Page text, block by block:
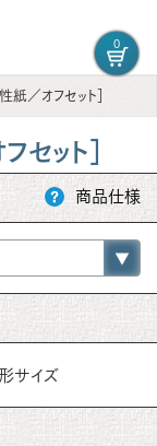
0
／オフセット］
ット］
商品仕様
サイズ